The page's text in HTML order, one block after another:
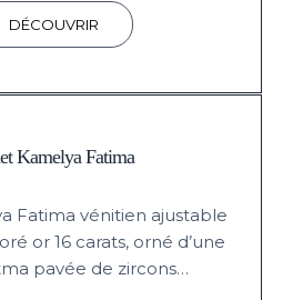
DÉCOUVRIR
Kamelya Fatima
Fatima vénitien ajustable
or 16 carats, orné d’une
pavée de zircons…